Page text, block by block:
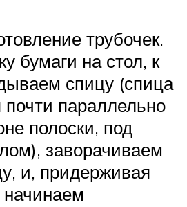
трубочек.
бумаги на стол, к
спицу (спица
почти параллельно
полоски, под
заворачиваем
и, придерживая
начинаем